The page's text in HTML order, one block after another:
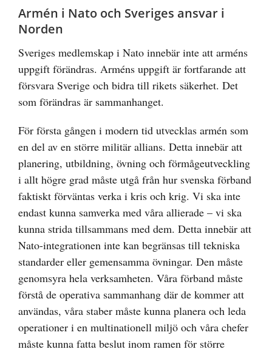
Armén i Nato och Sveriges ansvar i
Norden
Sveriges medlemskap i Nato innebär inte att arméns
uppgift förändras. Arméns uppgift är fortfarande att
försvara Sverige och bidra till rikets säkerhet. Det
som förändras är sammanhanget.
För första gången i modern tid utvecklas armén som
en del av en större militär allians. Detta innebär att
planering, utbildning, övning och förmågeutveckling
i allt högre grad måste utgå från hur svenska förband
faktiskt förväntas verka i kris och krig. Vi ska inte
endast kunna samverka med våra allierade – vi ska
kunna strida tillsammans med dem. Detta innebär att
Nato-integrationen inte kan begränsas till tekniska
standarder eller gemensamma övningar. Den måste
genomsyra hela verksamheten. Våra förband måste
förstå de operativa sammanhang där de kommer att
användas, våra staber måste kunna planera och leda
operationer i en multinationell miljö och våra chefer
måste kunna fatta beslut inom ramen för större